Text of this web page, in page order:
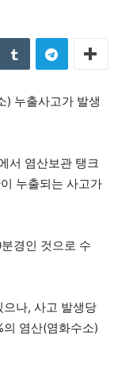
) 누출사고가 발생
서 염산보관 탱크
누출되는 사고가
경인 것으로 수
나, 사고 발생당
염산(염화수소)